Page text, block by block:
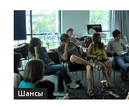
Шансы